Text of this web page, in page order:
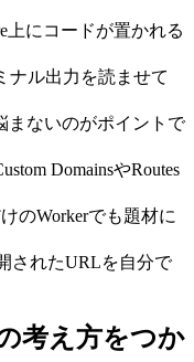
上にコードが置かれる
ナル出力を読ませて
まないのがポイントで
DomainsやRoutes
のWorkerでも題材に
されたURLを自分で
考え方をつか